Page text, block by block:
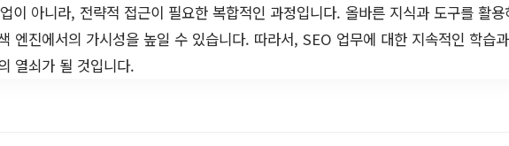
이 아니라, 전략적 접근이 필요한 복합적인 과정입니다. 올바른 지식과 도구를 활
엔진에서의 가시성을 높일 수 있습니다. 따라서, SEO 업무에 대한 지속적인 학습
열쇠가 될 것입니다.